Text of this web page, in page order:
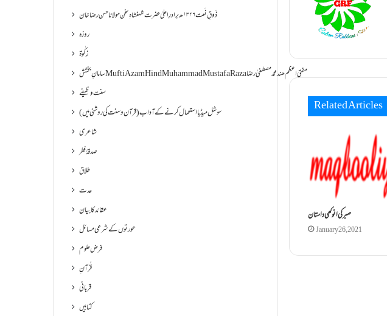
Related Articles
صبر کی انوکھی داستان
January 26, 2021
ذَوقِ نَعت ۱۳۲۶ھ برادرِ اعلیٰ حضرت شہنشاہِ سخن مولانا حسن رضا خان
روزہ
زکٰوۃ
سامانِ بخشش Mufti Azam Hind Muhammad Mustafa Raza مفتی اعظم ھند محمد مصطفیٰ رضا
سنت وظیفے
سوشل میڈیا استعمال کرنے کے آداب (قرآن و سنت کی روشنی میں)
شاعری
صدقۂ فطر
طلاق
عدت
عقائد کا بیان
عورتوں کے شرعی مسائل
فرض علوم
قُرآنِ
قربانی
کتابیں